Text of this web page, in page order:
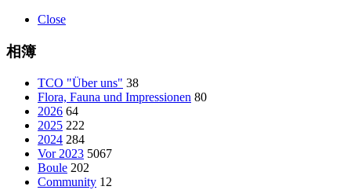
Close
相簿
TCO "Über uns" 38
Flora, Fauna und Impressionen 80
2026 64
2025 222
2024 284
Vor 2023 5067
Boule 202
Community 12